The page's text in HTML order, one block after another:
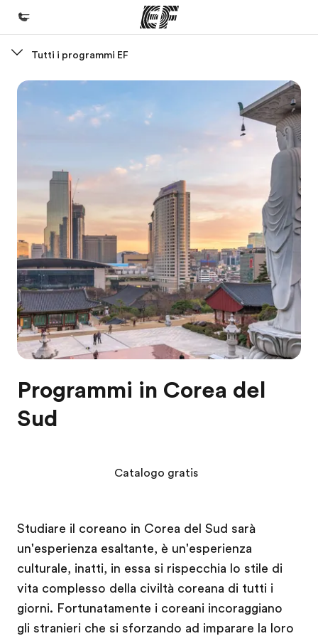
Benvenuto alla EF
Programmi
Trova l'ufficio più vicino
Chi siamo
La nostra organizzazione
Carriera
Lavora con noi
Tutti i programmi EF
Programmi in Corea del
Sud
Studiare il coreano in Corea del Sud sarà
un'esperienza esaltante, è un'esperienza
culturale, inatti, in essa si rispecchia lo stile di
vita complesso della civiltà coreana di tutti i
giorni. Fortunatamente i coreani incoraggiano
gli stranieri che si sforzando ad imparare la loro
Catalogo gratis